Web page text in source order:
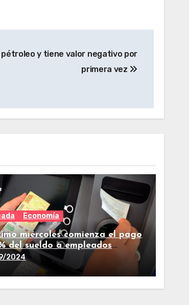
y tiene valor negativo por
primera vez
Economía
miércoles comienza el pago
del sueldo a empleados
de Tucumán
2024